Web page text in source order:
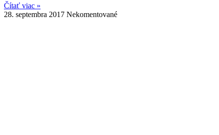
Čítať viac »
28. septembra 2017 Nekomentované